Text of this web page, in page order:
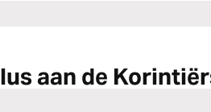
aan de